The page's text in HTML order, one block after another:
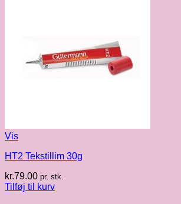
Vis
HT2 Tekstillim 30g
kr.79.00 pr. stk.
Tilføj til kurv